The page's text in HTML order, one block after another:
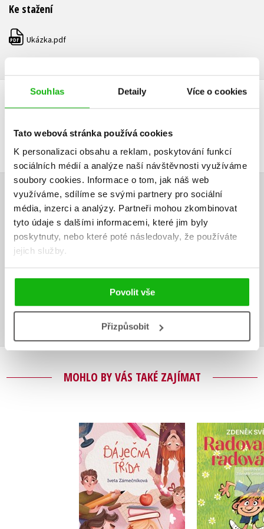
Souhlas Detaily Více o cookies
Tato webová stránka používá cookies
K personalizaci obsahu a reklam, poskytování funkcí
sociálních médií a analýze naší návštěvnosti využíváme
soubory cookies. Informace o tom, jak náš web
využíváme, sdílíme se svými partnery pro sociální
média, inzerci a analýzy. Partneři mohou zkombinovat
tyto údaje s dalšími informacemi, které jim byly
poskytnuty, nebo které poté následovaly, že používáte
jejich služby.
Povolit vše
Přizpůsobit
Ke stažení
PDF Ukázka.pdf
DALŠÍ TITULY Z ŘADY "KRONIKA JENNIFER
STRANGEOVÉ"
HODNOCENÍ ČTENÁŘŮ
V současné době nejsou vytvořena žádná uživatelská hodnocení.
Přihlásit
MOHLO BY VÁS TAKÉ ZAJÍMAT
Báječná třída
Iveta Zámečníková
Zdeněk